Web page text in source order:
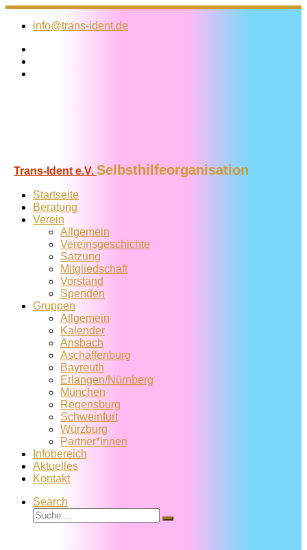
Zum
Inhalt
info@trans-ident.de
Trans-Ident e.V. Selbsthilfeorganisation
Startseite
Beratung
Verein
Allgemein
Vereins­geschichte
Satzung
Mitglied­schaft
Vorstand
Spenden
Gruppen
Allgemein
Kalender
Ansbach
Aschaffenburg
Bayreuth
Erlangen/Nürnberg
München
Regensburg
Schweinfurt
Würzburg
Partner*innen
Infobereich
Aktuelles
Kontakt
Search
Suche
Suche